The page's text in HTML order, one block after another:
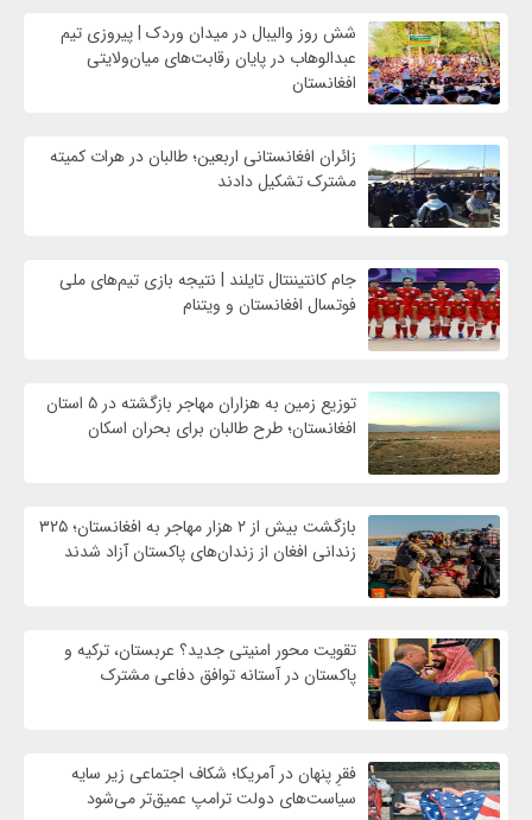
شش روز والیبال در میدان وردک | پیروزی تیم
عبدالوهاب در پایان رقابت‌های میان‌ولایتی
افغانستان
زائران افغانستانی اربعین؛ طالبان در هرات کمیته
مشترک تشکیل دادند
جام کانتیننتال تایلند | نتیجه بازی تیم‌های ملی
فوتسال افغانستان و ویتنام
توزیع زمین به هزاران مهاجر بازگشته در ۵ استان
افغانستان؛ طرح طالبان برای بحران اسکان
بازگشت بیش از ۲ هزار مهاجر به افغانستان؛ ۳۲۵
زندانی افغان از زندان‌های پاکستان آزاد شدند
تقویت محور امنیتی جدید؟ عربستان، ترکیه و
پاکستان در آستانه توافق دفاعی مشترک
فقرِ پنهان در آمریکا؛ شکاف اجتماعی زیر سایه
سیاست‌های دولت ترامپ عمیق‌تر می‌شود